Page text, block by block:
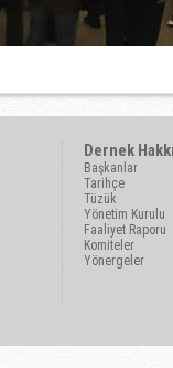
Dernek
Başkanlar
Tarihçe
Tüzük
Yönetim Kurulu
Faaliyet Raporu
Komiteler
Yönergeler